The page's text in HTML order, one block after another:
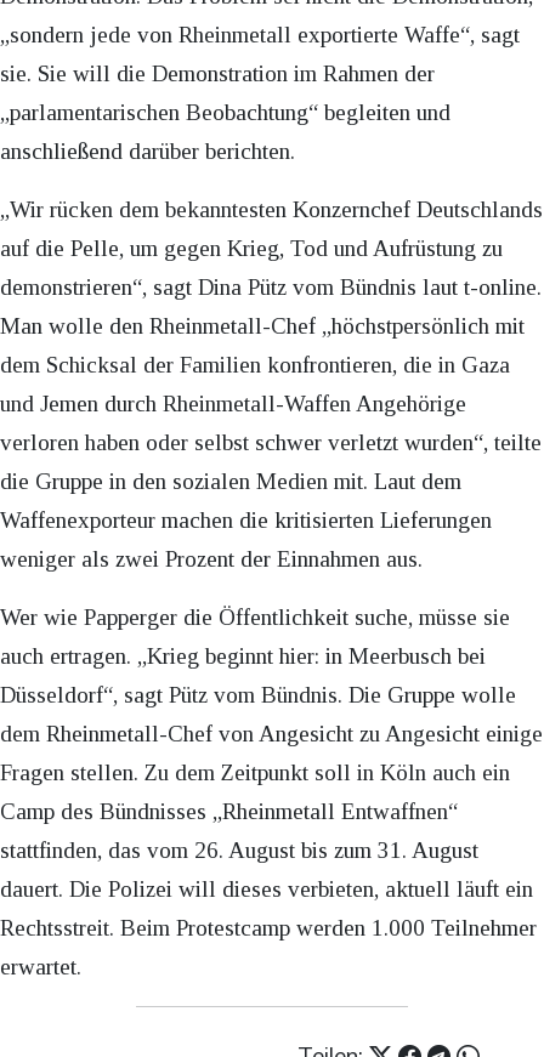
„sondern jede von Rheinmetall exportierte Waffe“, sagt
sie. Sie will die Demonstration im Rahmen der
„parlamentarischen Beobachtung“ begleiten und
anschließend darüber berichten.
„Wir rücken dem bekanntesten Konzernchef Deutschlands
auf die Pelle, um gegen Krieg, Tod und Aufrüstung zu
demonstrieren“, sagt Dina Pütz vom Bündnis laut t-online.
Man wolle den Rheinmetall-Chef „höchstpersönlich mit
dem Schicksal der Familien konfrontieren, die in Gaza
und Jemen durch Rheinmetall-Waffen Angehörige
verloren haben oder selbst schwer verletzt wurden“, teilte
die Gruppe in den sozialen Medien mit. Laut dem
Waffenexporteur machen die kritisierten Lieferungen
weniger als zwei Prozent der Einnahmen aus.
Wer wie Papperger die Öffentlichkeit suche, müsse sie
auch ertragen. „Krieg beginnt hier: in Meerbusch bei
Düsseldorf“, sagt Pütz vom Bündnis. Die Gruppe wolle
dem Rheinmetall-Chef von Angesicht zu Angesicht einige
Fragen stellen. Zu dem Zeitpunkt soll in Köln auch ein
Camp des Bündnisses „Rheinmetall Entwaffnen“
stattfinden, das vom 26. August bis zum 31. August
dauert. Die Polizei will dieses verbieten, aktuell läuft ein
Rechtsstreit. Beim Protestcamp werden 1.000 Teilnehmer
erwartet.